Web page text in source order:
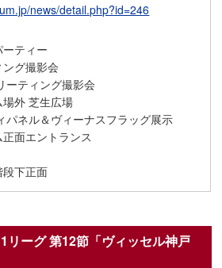
news/detail.php?id=246
ーティー
グ撮影会
ーティング撮影会
外 芝生広場
パネル＆ヴィーナスフラッグ展示
面エントランス
下正面
リーグ 第12節「ヴィッセル神戸